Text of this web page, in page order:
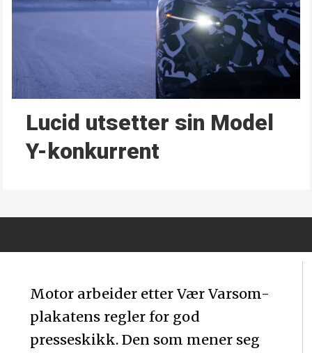
Lucid utsetter sin Model
Y-konkurrent
Motor arbeider etter Vær Varsom-
plakatens regler for god
presseskikk. Den som mener seg